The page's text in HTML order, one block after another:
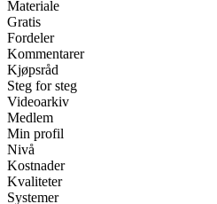
Materiale
Gratis
Fordeler
Kommentarer
Kjøpsråd
Steg for steg
Videoarkiv
Medlem
Min profil
Nivå
Kostnader
Kvaliteter
Systemer